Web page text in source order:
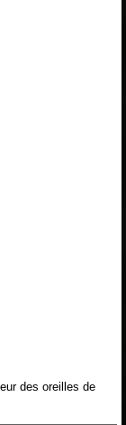
des oreilles de